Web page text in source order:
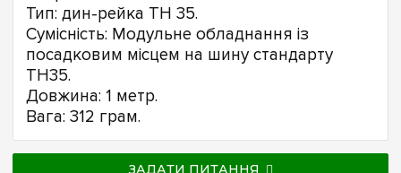
Тип: дин-рейка TH 35.
Сумісність: Модульне обладнання із
посадковим місцем на шину стандарту
TH35.
Довжина: 1 метр.
Вага: 312 грам.
ЗАДАТИ ПИТАННЯ